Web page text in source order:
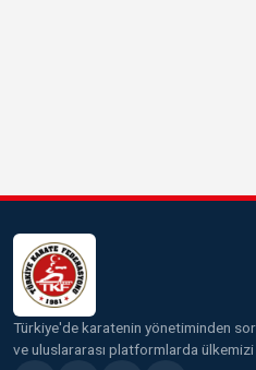
Türkiye'de karatenin yönetiminden
ve uluslararası platformlarda ülkemizi